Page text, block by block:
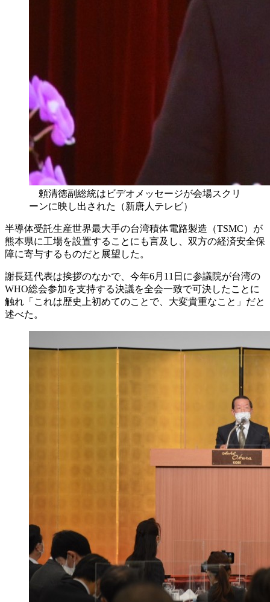
頼清徳副総統はビデオメッセージが会場スクリ
ーンに映し出された（新唐人テレビ）
半導体受託生産世界最大手の台湾積体電路製造（TSMC）が
熊本県に工場を設置することにも言及し、双方の経済安全保
障に寄与するものだと展望した。
謝長廷代表は挨拶のなかで、今年6月11日に参議院が台湾の
WHO総会参加を支持する決議を全会一致で可決したことに
触れ「これは歴史上初めてのことで、大変貴重なこと」だと
述べた。